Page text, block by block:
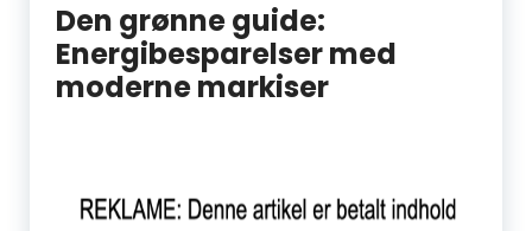
Den grønne guide:
Energibesparelser med
moderne markiser